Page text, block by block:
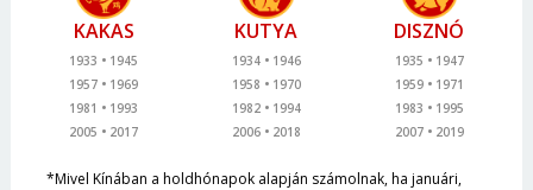
KAKAS
1933
1945
1957
1969
1981
1993
2005
2017
KUTYA
1934
1946
1958
1970
1982
1994
2006
2018
DISZNÓ
1935
1947
1959
1971
1983
1995
2007
2019
*Mivel Kínában a holdhónapok alapján számolnak, ha januári,